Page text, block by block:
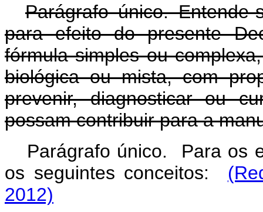
Parágrafo único.
para efeito do presente
fórmula simples ou
biológica ou mista, com
prevenir, diagnosticar ou
possam contribuir para a
Parágrafo único. Para os
os seguintes conceitos:
2012)